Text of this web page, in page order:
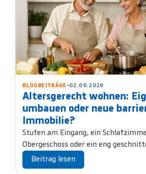
BLOGBEITRÄGE •02.06.2026
Altersgerecht wohnen:
umbauen oder neue
Immobilie?
Stufen am Eingang, ein
Obergeschoss oder ein eng
Beitrag lesen